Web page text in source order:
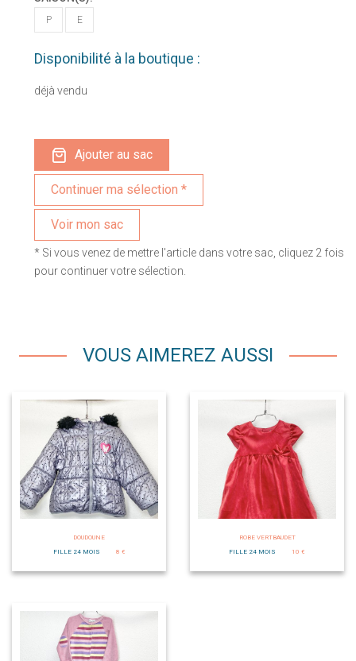
P E
Disponibilité à la boutique :
déjà vendu
Ajouter au sac
Voir mon sac
* Si vous venez de mettre l'article dans votre sac, cliquez 2 fois
pour continuer votre sélection.
VOUS AIMEREZ AUSSI
DOUDOUNE
FILLE 24 MOIS
8 €
ROBE VERTBAUDET
FILLE 24 MOIS
10 €